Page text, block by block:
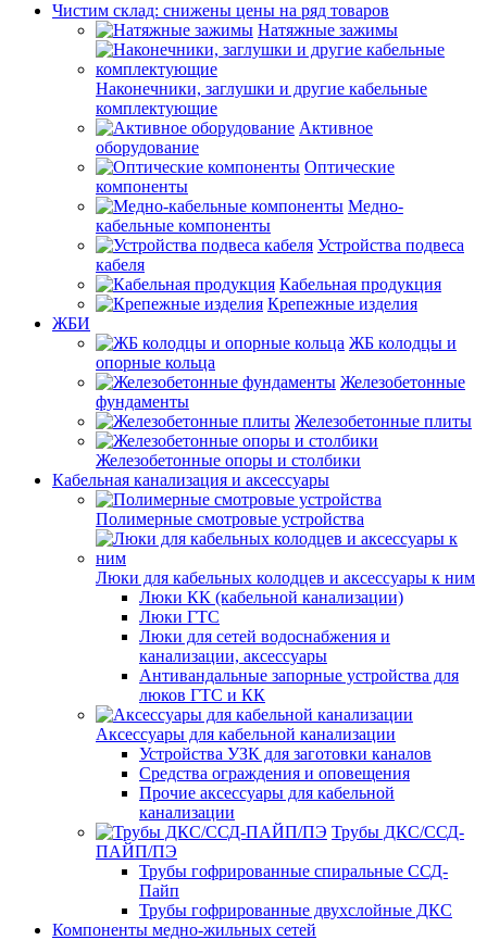
Чистим склад: снижены цены на ряд товаров
Натяжные зажимы
Наконечники, заглушки и другие кабельные
комплектующие
Активное
оборудование
Оптические
компоненты
Медно-
кабельные компоненты
Устройства подвеса
кабеля
Кабельная продукция
Крепежные изделия
ЖБИ
ЖБ колодцы и
опорные кольца
Железобетонные
фундаменты
Железобетонные плиты
Железобетонные опоры и столбики
Кабельная канализация и аксессуары
Полимерные смотровые устройства
Люки для кабельных колодцев и аксессуары к ним
Люки КК (кабельной канализации)
Люки ГТС
Люки для сетей водоснабжения и
канализации, аксессуары
Антивандальные запорные устройства для
люков ГТС и КК
Аксессуары для кабельной канализации
Устройства УЗК для заготовки каналов
Средства ограждения и оповещения
Прочие аксессуары для кабельной
канализации
Трубы ДКС/ССД-
ПАЙП/ПЭ
Трубы гофрированные спиральные ССД-
Пайп
Трубы гофрированные двухслойные ДКС
Компоненты медно-жильных сетей